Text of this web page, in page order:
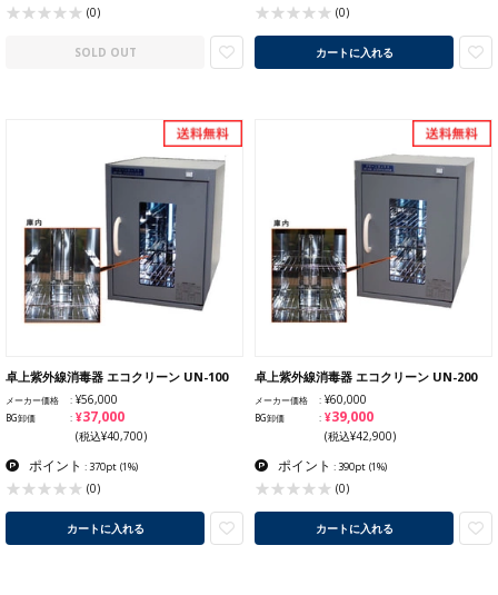
(0)
SOLD OUT
(0)
カートに入れる
卓上紫外線消毒器 エコクリーン UN-100
メーカー価格 ¥56,000
BG卸価 ¥37,000
(税込¥40,700)
ポイント : 370pt (1%)
(0)
カートに入れる
卓上紫外線消毒器 エコクリーン UN-200
メーカー価格 ¥60,000
BG卸価 ¥39,000
(税込¥42,900)
ポイント : 390pt (1%)
(0)
カートに入れる